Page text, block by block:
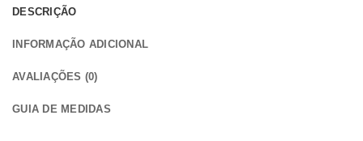
DESCRIÇÃO
INFORMAÇÃO ADICIONAL
AVALIAÇÕES (0)
GUIA DE MEDIDAS